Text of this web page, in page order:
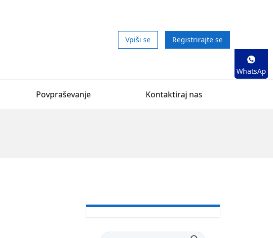
Vpiši se Registrirajte se
Povpraševanje Kontaktiraj nas
WhatsAp
p